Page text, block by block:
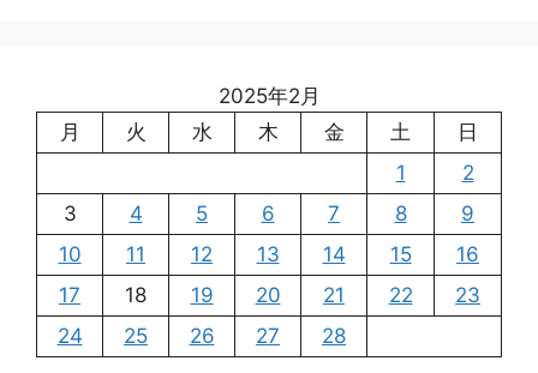
2025年2月
月
火 水 木 金 土
日
1
2
3
4 5 6 7 8
9
10
11 12 13 14 15
16
17
18 19 20 21 22
23
24
25 26 27 28